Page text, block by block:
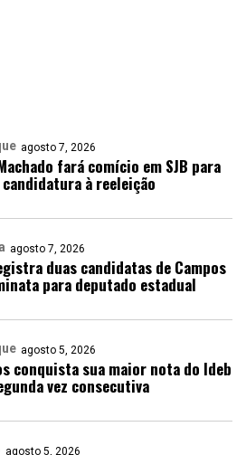
agosto 7, 2026
fará comício em SJB para
à reeleição
agosto 7, 2026
duas candidatas de Campos
para deputado estadual
agosto 5, 2026
conquista sua maior nota do Ideb
vez consecutiva
agosto 5, 2026